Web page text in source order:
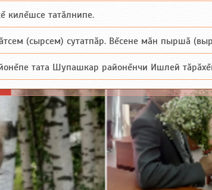
килĕшсе татăлнипе.
(сырсем) сутатпăр. Вĕсене мăн пыршă (вырăсла
тата Шупашкар районĕнчи Ишлей тăрăхĕпе